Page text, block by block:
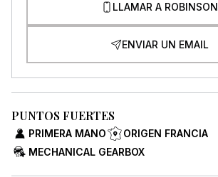
LLAMAR A ROBINSON
ENVIAR UN EMAIL
PUNTOS FUERTES
PRIMERA MANO
ORIGEN FRANCIA
MECHANICAL GEARBOX